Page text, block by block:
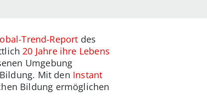
Trend-Report des
20 Jahre ihre Lebens
Umgebung
Mit den Instant
Bildung ermöglichen